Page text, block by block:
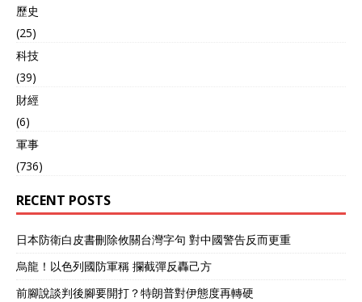
歷史
(25)
科技
(39)
財經
(6)
軍事
(736)
RECENT POSTS
日本防衛白皮書刪除攸關台灣字句 對中國警告反而更重
烏龍！以色列國防軍稱 攔截彈反轟己方
前腳說談判後腳要開打？特朗普對伊態度再轉硬